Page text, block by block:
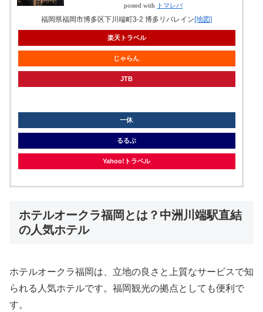
posted with トマレバ
福岡県福岡市博多区下川端町3-2 博多リバレイン[地図]
楽天トラベル
じゃらん
JTB
一休
るるぶ
Yahoo!トラベル
ホテルオークラ福岡とは？中洲川端駅直結
の人気ホテル
ホテルオークラ福岡は、立地の良さと上質なサービスで知
られる人気ホテルです。福岡観光の拠点としても便利で
す。